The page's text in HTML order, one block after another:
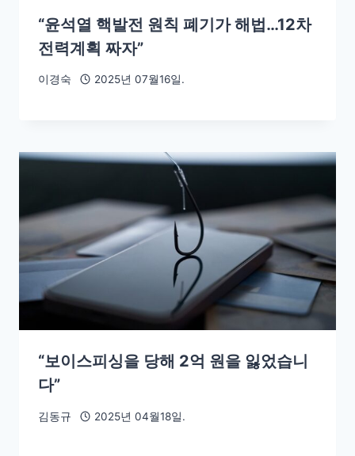
“윤석열 핵발전 원칙 폐기가 해법…12차
전력계획 짜자”
이경숙 2025년 07월16일.
“보이스피싱을 당해 2억 원을 잃었습니
다”
김동규 2025년 04월18일.